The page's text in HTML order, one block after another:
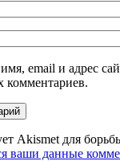
email и адрес
Akismet для
ваши данные